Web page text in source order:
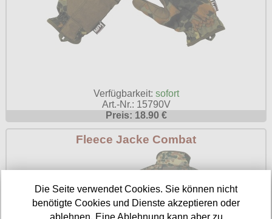
Verfügbarkeit: sofort
Art.-Nr.: 15790V
Preis: 18.90 €
Fleece Jacke Combat
Die Seite verwendet Cookies. Sie können nicht
benötigte Cookies und Dienste akzeptieren oder
ablehnen. Eine Ablehnung kann aber zu